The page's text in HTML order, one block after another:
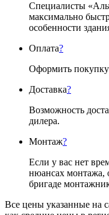
Специалисты
максимально
особенности
Оплата?
Оформить
Доставка?
Возможность
дилера.
Монтаж?
Если у вас нет
нюансах монтажа,
бригаде
Все цены указанные на